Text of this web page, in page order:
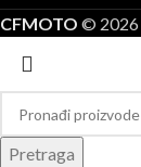
CFMOTO © 2026
Pretraga